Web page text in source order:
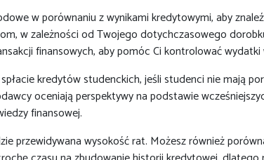
w porównaniu z wynikami kredytowymi, aby
w zależności od Twojego dotychczasowego
finansowych, aby pomóc Ci kontrolować
kredytów studenckich, jeśli studenci nie mają
oceniają perspektywy na podstawie
finansowej.
przewidywana wysokość rat. Możesz również